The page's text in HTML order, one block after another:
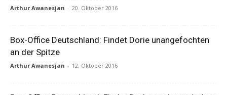
Arthur Awanesjan - 20. Oktober 2016
Box-Office Deutschland: Findet Dorie unangefochten
an der Spitze
Arthur Awanesjan - 12. Oktober 2016